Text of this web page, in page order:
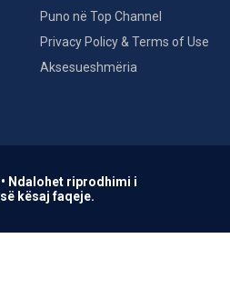
Puno në Top Channel
Privacy Policy & Terms of Use
Aksesueshmëria
Ndalohet riprodhimi i
kësaj faqeje.